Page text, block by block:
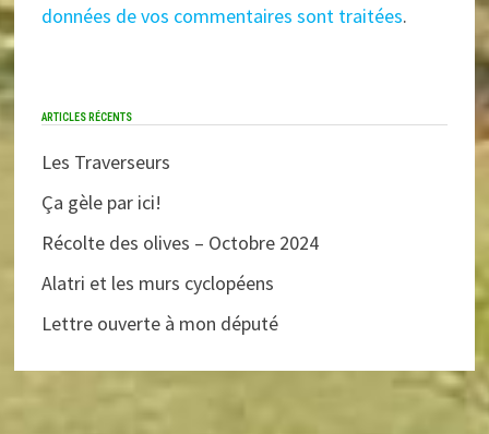
données de vos commentaires sont traitées.
ARTICLES RÉCENTS
Les Traverseurs
Ça gèle par ici!
Récolte des olives – Octobre 2024
Alatri et les murs cyclopéens
Lettre ouverte à mon député